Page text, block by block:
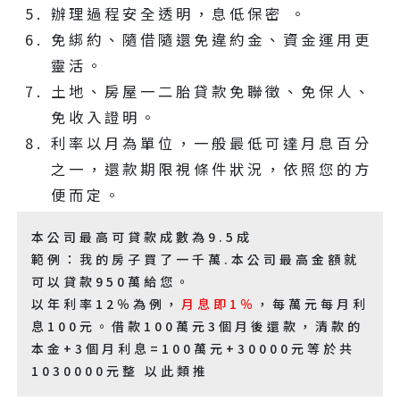
辦理過程安全透明，息低保密 。
免綁約、隨借隨還免違約金、資金運用更
靈活。
土地、房屋一二胎貸款免聯徵、免保人、
免收入證明。
利率以月為單位，一般最低可達月息百分
之一，還款期限視條件狀況，依照您的方
便而定。
本公司最高可貸款成數為9.5成
範例：我的房子買了一千萬.本公司最高金額就
可以貸款950萬給您。
以年利率12％為例， 月息即1％ ，每萬元每月利
息100元。借款100萬元3個月後還款，清款的
本金+3個月利息=100萬元+30000元等於共
1030000元整 以此類推